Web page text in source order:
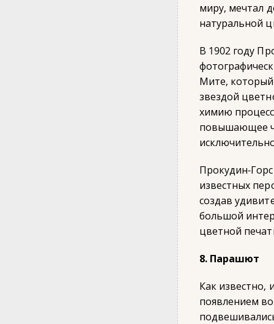
миру, мечтал
натуральной
В 1902 году
Мите,
звездой
химию
повышающее
Прокудин-
известных
создав
большой
цветной
8. Парашют
Как известно,
появлением